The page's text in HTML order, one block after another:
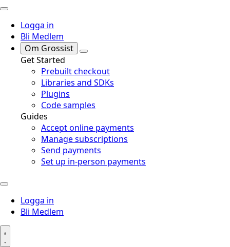
Logga in
Bli Medlem
Om Grossist
Get Started
Prebuilt checkout
Libraries and SDKs
Plugins
Code samples
Guides
Accept online payments
Manage subscriptions
Send payments
Set up in-person payments
Logga in
Bli Medlem